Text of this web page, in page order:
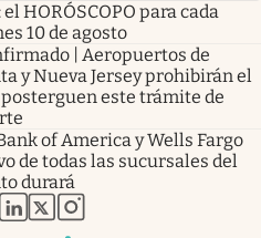
HORÓSCOPO para cada
10 de agosto
| Aeropuertos de
y Nueva Jersey prohibirán el
este trámite de
of America y Wells Fargo
de todas las sucursales del
durará
en nueva pestaña
en nueva pestaña
abre en nueva pestaña
abre en nueva pestaña
abre en nueva pestaña